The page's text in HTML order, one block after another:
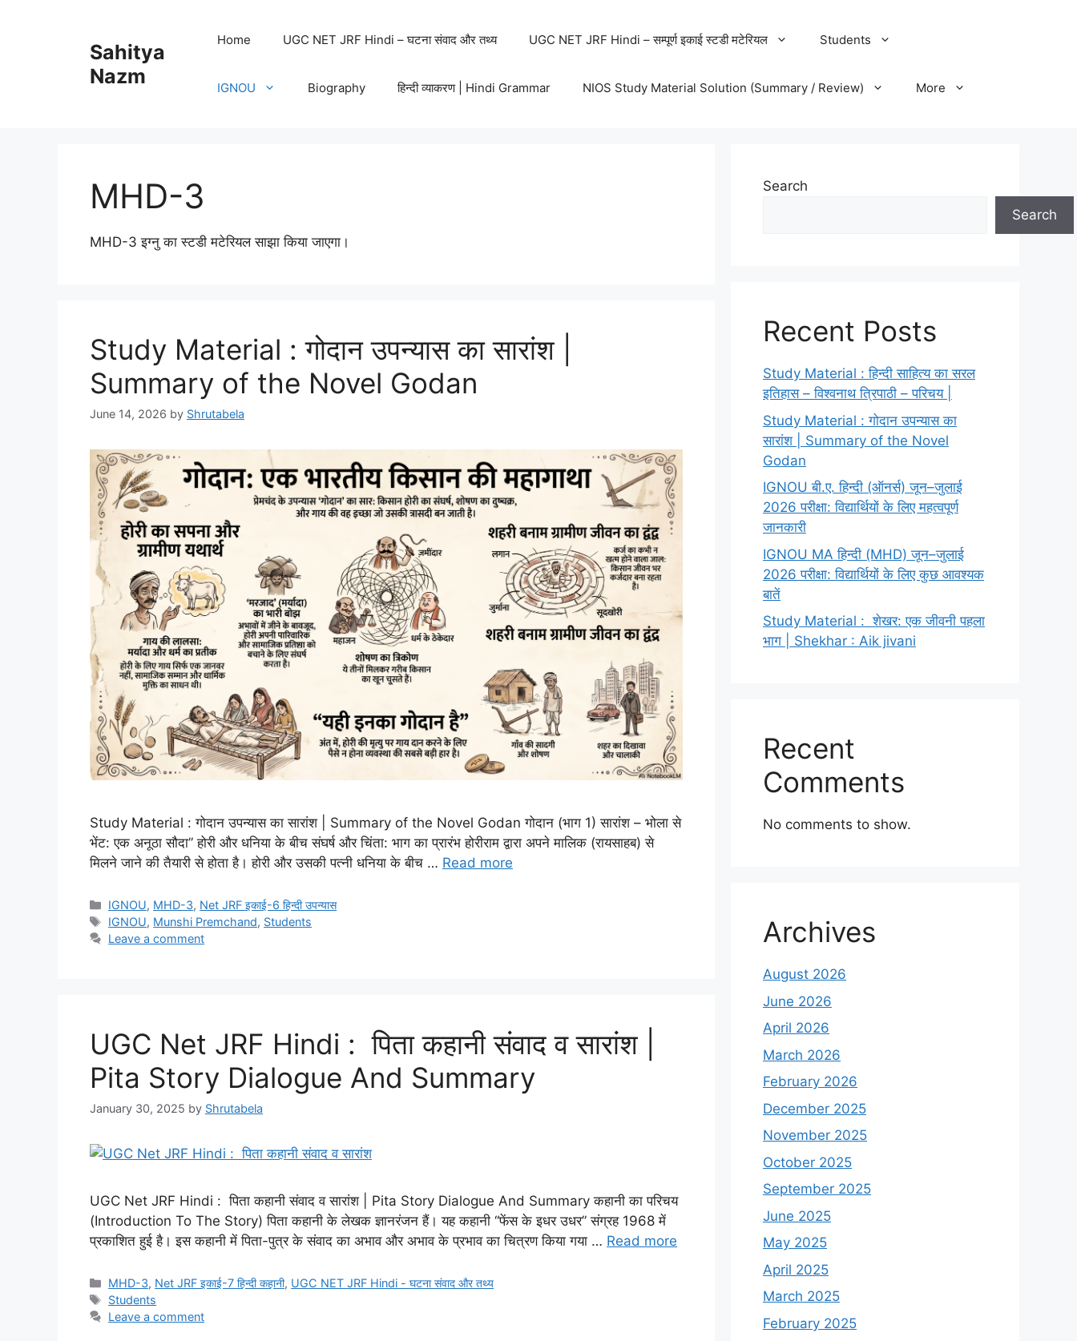
Sahitya
Nazm
Home UGC NET JRF Hindi – घटना संवाद और तथ्य UGC NET JRF Hindi – सम्पूर्ण इकाई स्टडी मटेरियल Students
IGNOU Biography हिन्दी व्याकरण | Hindi Grammar NIOS Study Material Solution (Summary / Review) More
MHD-3
MHD-3 इग्नु का स्टडी मटेरियल साझा किया जाएगा।
Study Material : गोदान उपन्यास का सारांश |
Summary of the Novel Godan
June 14, 2026 by Shrutabela
Study Material : गोदान उपन्यास का सारांश | Summary of the Novel Godan गोदान (भाग 1) सारांश – भोला से
भेंट: एक अनूठा सौदा” होरी और धनिया के बीच संघर्ष और चिंता: भाग का प्रारंभ होरीराम द्वारा अपने मालिक (रायसाहब) से
मिलने जाने की तैयारी से होता है। होरी और उसकी पत्नी धनिया के बीच … Read more
IGNOU, MHD-3, Net JRF इकाई-6 हिन्दी उपन्यास
IGNOU, Munshi Premchand, Students
Leave a comment
UGC Net JRF Hindi : पिता कहानी संवाद व सारांश |
Pita Story Dialogue And Summary
January 30, 2025 by Shrutabela
UGC Net JRF Hindi : पिता कहानी संवाद व सारांश | Pita Story Dialogue And Summary कहानी का परिचय
(Introduction To The Story) पिता कहानी के लेखक ज्ञानरंजन हैं। यह कहानी “फेंस के इधर उधर” संग्रह 1968 में
प्रकाशित हुई है। इस कहानी में पिता-पुत्र के संवाद का अभाव और अभाव के प्रभाव का चित्रण किया गया … Read more
MHD-3, Net JRF इकाई-7 हिन्दी कहानी, UGC NET JRF Hindi - घटना संवाद और तथ्य
Students
Leave a comment
Search
Search
Recent Posts
Study Material : हिन्दी साहित्य का सरल
इतिहास – विश्वनाथ त्रिपाठी – परिचय |
Study Material : गोदान उपन्यास का
सारांश | Summary of the Novel
Godan
IGNOU बी.ए. हिन्दी (ऑनर्स) जून–जुलाई
2026 परीक्षा: विद्यार्थियों के लिए महत्वपूर्ण
जानकारी
IGNOU MA हिन्दी (MHD) जून–जुलाई
2026 परीक्षा: विद्यार्थियों के लिए कुछ आवश्यक
बातें
Study Material : शेखर: एक जीवनी पहला
भाग | Shekhar : Aik jivani
Recent
Comments
No comments to show.
Archives
August 2026
June 2026
April 2026
March 2026
February 2026
December 2025
November 2025
October 2025
September 2025
June 2025
May 2025
April 2025
March 2025
February 2025